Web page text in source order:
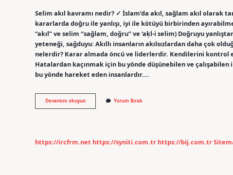
Selim akıl kavramı nedir? ✓ İslam’da akıl, sağlam akıl olarak
kararlarda doğru ile yanlışı, iyi ile kötüyü birbirinden
“akıl” ve selim “sağlam, doğru” ve ‘aḳl-i selіm) Doğruyu
yeteneği, sağduyu: Akıllı insanların akılsızlardan daha çok
nelerdir? Karar almada öncü ve liderlerdir. Kendilerini kontrol
Hatalardan kaçınmak için bu yönde düşünebilen ve
bu yönde hareket eden insanlardır.…
Devamını okuyunAklı
Selim
Yorum Bırak
https://ircfrm.net https://syniti.com.tr https://bij.com.tr